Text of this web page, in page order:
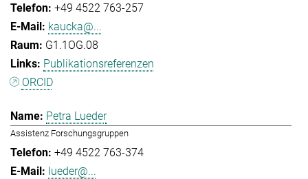
+49 4522 763-257
kaucka@...
G1.1OG.08
Publikationsreferenzen
ORCID
Petra Lueder
Assistenz Forschungsgruppen
+49 4522 763-374
lueder@...